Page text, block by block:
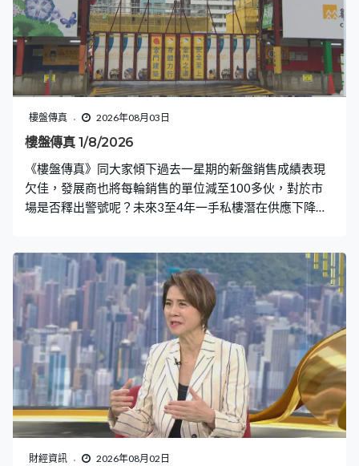
樓盤傳真 2026年08月03日
樓盤傳真 1/8/2026
《樓盤傳真》同大家傾下過去一星期的新盤銷售成績表現
欠佳，發展商也將每輪銷售的單位減至100多伙，對於市
場是否釋出警號呢？未來3至4年一手私樓潛在供應下降至
估值上限20%，每呎樓面地價9,362元，地價已佔建築成本
一大部分，未來市區更新未必能順利運作。隨時長沙灣大
型新盤叡璟展開銷售部署，〈入屋睇樓〉會帶大家了解當
區二手市況，會到西九「四小龍」當中的碧海藍天，參觀
一間494平方呎的兩房放盤，業主叫價838萬元。踏入暑期
租期旺季，大學校園附近區內尤其受歡迎，例如今集〈業
主新睇驗〉所在的西營盤區，會驗收半山名滙的一房，看
看單位質素可否立即出租。〈設計廊〉是一位男戶主居住
的400平方呎新盤單位，希望可以有更多展示空間。
財經資訊 2026年08月02日